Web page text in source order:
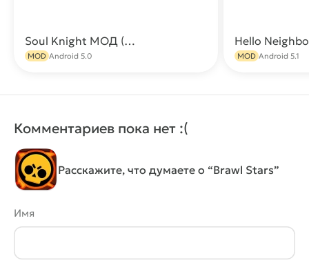
Soul Knight МОД (Много денег, все открыто, бесплатные покупки)
MOD Android 5.0
Hello
MOD Android 5.1
Комментариев пока нет :(
Расскажите, что думаете о “Brawl Stars”
Имя